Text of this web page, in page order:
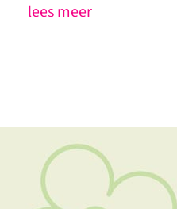
lees meer